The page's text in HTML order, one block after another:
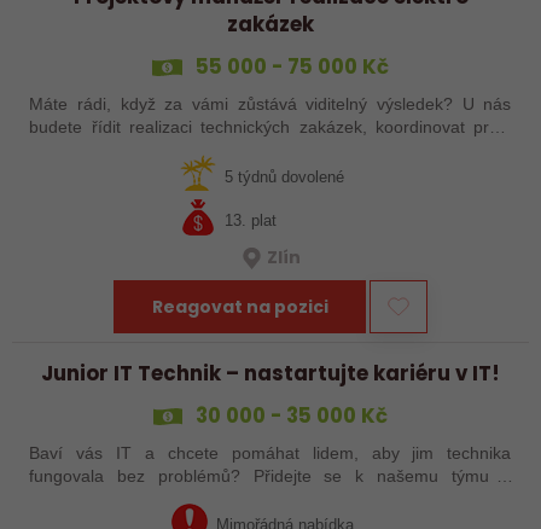
zakázek
55 000 - 75 000 Kč
Máte rádi, když za vámi zůstává viditelný výsledek? U nás
budete řídit realizaci technických zakázek, koordinovat práci
5 týdnů dovolené
13. plat
Zlín
Reagovat na pozici
Junior IT Technik – nastartujte kariéru v IT!
30 000 - 35 000 Kč
Baví vás IT a chcete pomáhat lidem, aby jim technika
fungovala bez problémů? Přidejte se k našemu týmu a
Mimořádná nabídka